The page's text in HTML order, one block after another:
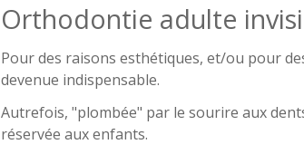
Orthodontie adulte
Pour des raisons esthétiques, et/ou pour
devenue indispensable.
Autrefois, "plombée" par le sourire aux
réservée aux enfants.